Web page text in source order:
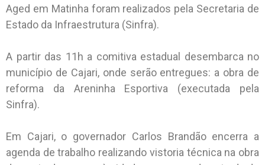
Aged em Matinha foram realizados pela Secretaria de
Estado da Infraestrutura (Sinfra).
A partir das 11h a comitiva estadual desembarca no
município de Cajari, onde serão entregues: a obra de
reforma da Areninha Esportiva (executada pela
Sinfra).
Em Cajari, o governador Carlos Brandão encerra a
agenda de trabalho realizando vistoria técnica na obra